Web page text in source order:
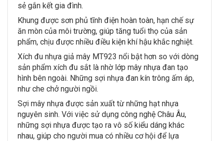
sẻ gắn kết gia đình.
Khung được sơn phủ tĩnh điện hoàn toàn, hạn chế sự
ăn mòn của môi trường, giúp tăng tuổi thọ của sản
phẩm, chịu được nhiều điều kiện khí hậu khắc nghiệt.
Xích đu nhựa giả mây MT923 nổi bật hơn so với dòng
sản phẩm xích đu sắt là nhờ lớp mây nhựa đan tạo
hình bên ngoài. Những sợi nhựa đan kín trông ấm áp,
như che chở người ngồi.
Sợi mây nhựa được sản xuất từ những hạt nhựa
nguyên sinh. Với việc sử dụng công nghệ Châu Âu,
những sợi nhựa được tạo ra vô số kiểu dáng khác
nhau, giúp cho người mua có nhiều cơ hội để lựa